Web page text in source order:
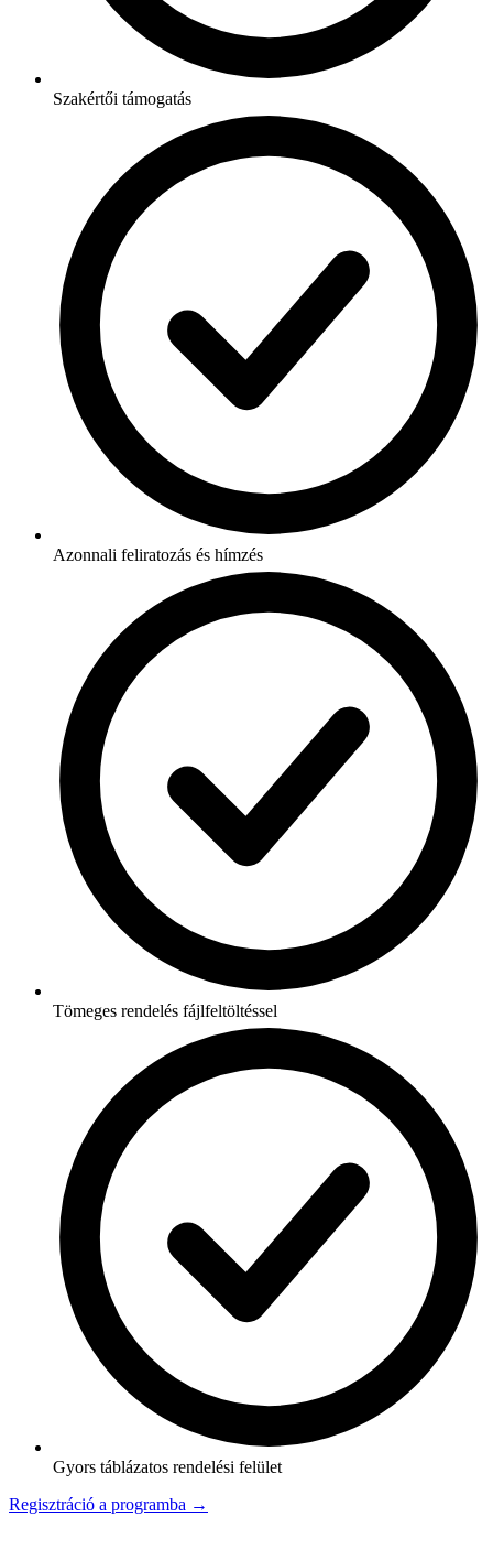
Szakértői támogatás
Azonnali feliratozás és hímzés
Tömeges rendelés fájlfeltöltéssel
Gyors táblázatos rendelési felület
Regisztráció a programba →